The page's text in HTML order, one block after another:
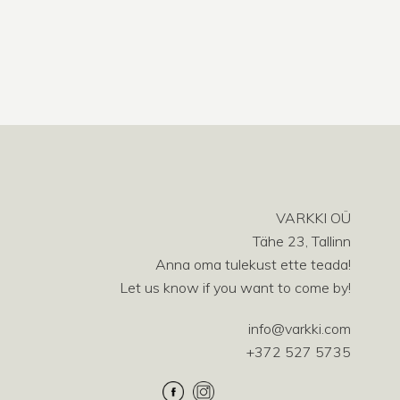
VARKKI OÜ
Tähe 23, Tallinn
Anna oma tulekust ette teada!
Let us know if you want to come by!
info@varkki.com
+372 527 5735